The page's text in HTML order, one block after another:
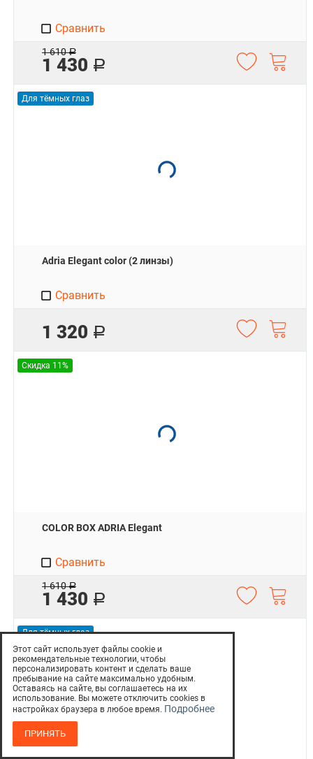
1 610 Р
1 430 Р
Сравнить
Для тёмных глаз
Adria Elegant color (2 линзы)
1 320 Р
Сравнить
Скидка 11%
COLOR BOX ADRIA Elegant
1 610 Р
1 430 Р
Сравнить
Для тёмных глаз
Этот сайт использует файлы cookie и
рекомендательные технологии, чтобы
персонализировать контент и сделать ваше
пребывание на сайте максимально удобным.
Оставаясь на сайте, вы соглашаетесь на их
использование. Вы можете отключить cookies в
настройках браузера в любое время. Подробнее
ПРИНЯТЬ